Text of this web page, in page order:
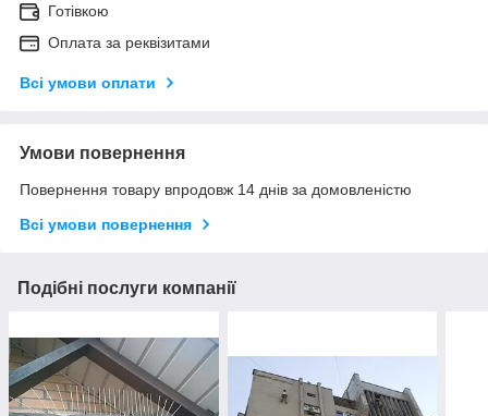
Готівкою
Оплата за реквізитами
Всі умови оплати
Умови повернення
Повернення товару впродовж 14 днів за домовленістю
Всі умови повернення
Подібні послуги компанії